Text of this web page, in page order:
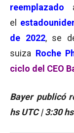
reemplazado
el
de 2022, se
suiza Roche
ciclo del CEO
Bayer publicó
hs UTC | 3:30